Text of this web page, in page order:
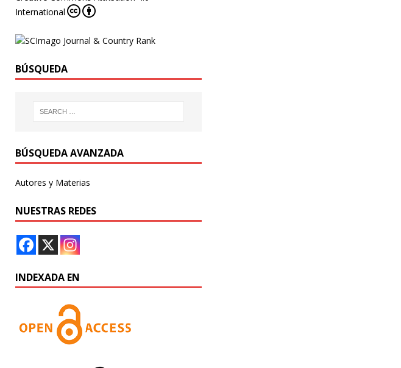
International
BÚSQUEDA
BÚSQUEDA AVANZADA
Autores y Materias
NUESTRAS REDES
INDEXADA EN